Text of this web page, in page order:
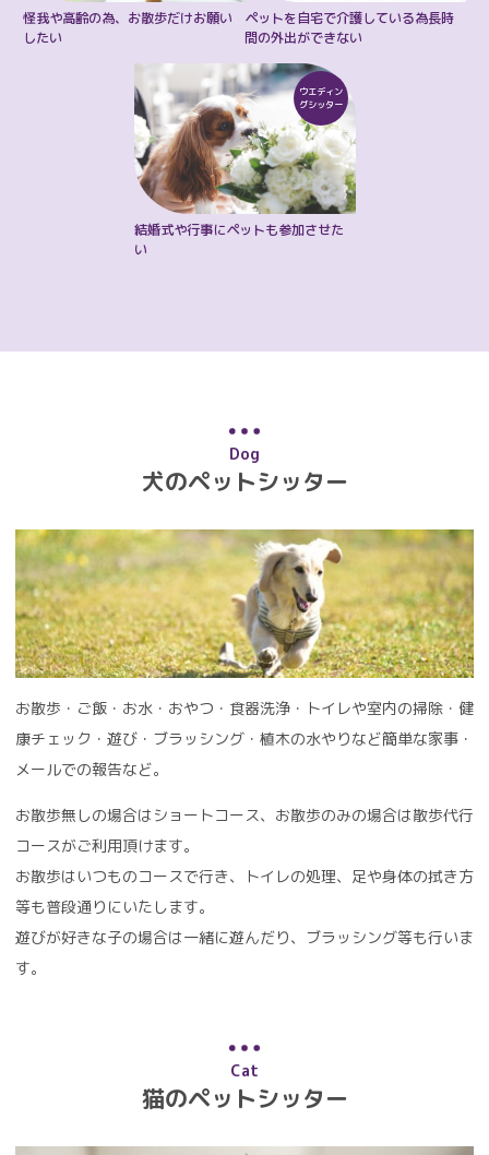
怪我や高齢の為、 お散歩だけお願い
したい
ペットを自宅で介護している為長時
間の外出ができない
ウエディン
グシッター
結婚式や行事にペットも参加させた
い
Dog
犬のペットシッター
お散歩・ご飯・お水・おやつ・食器洗浄・トイレや室内の掃除・健
康チェック・遊び・ブラッシング・植木の水やりなど簡単な家事・
メールでの報告など。
お散歩無しの場合はショートコース、お散歩のみの場合は散歩代行
コースがご利用頂けます。
お散歩はいつものコースで行き、トイレの処理、足や身体の拭き方
等も普段通りにいたします。
遊びが好きな子の場合は一緒に遊んだり、ブラッシング等も行いま
す。
Cat
猫のペットシッター